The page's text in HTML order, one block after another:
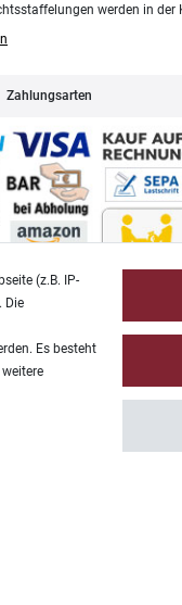
werden in der
Zahlungsarten
(z.B. IP-
Die
Es besteht